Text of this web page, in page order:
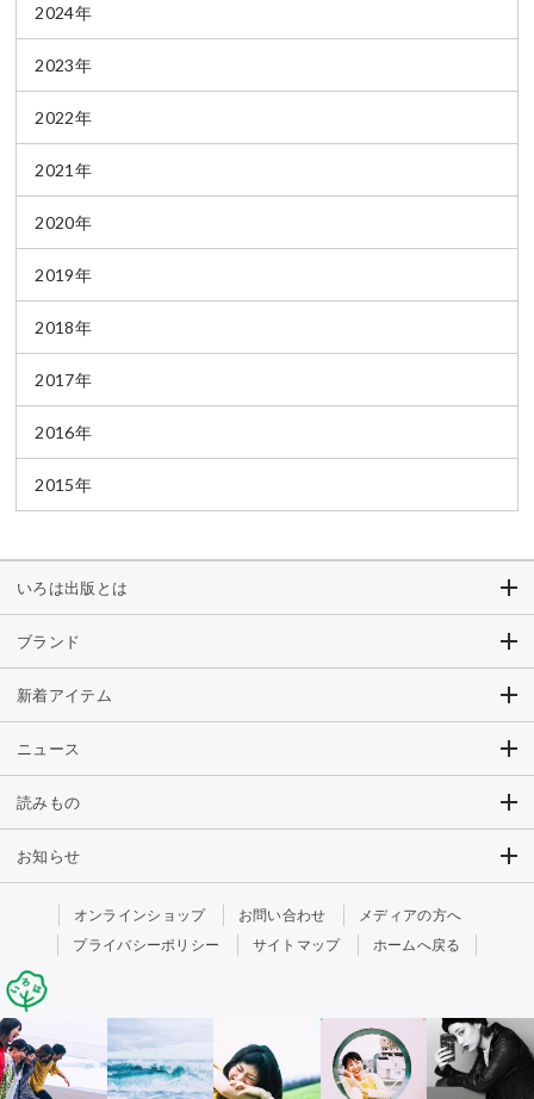
2024年
2023年
2022年
2021年
2020年
2019年
2018年
2017年
2016年
2015年
いろは出版とは
ブランド
新着アイテム
ニュース
読みもの
お知らせ
オンラインショップ お問い合わせ
メディアの方へ
プライバシーポリシー
サイトマップ ホームへ戻る